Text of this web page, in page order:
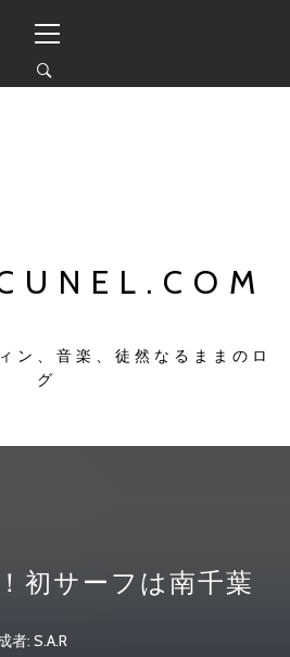
イ
ン
メ
ン、音楽、徒然なるままのロ
グ
初サーフは南千葉
者: S.A.R